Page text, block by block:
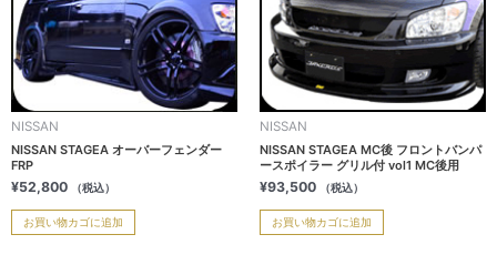
NISSAN
NISSAN STAGEA オーバーフェンダー
FRP
¥52,800 （税込）
お買い物カゴに追加
NISSAN
NISSAN STAGEA MC後 フロントバンパ
ースポイラー グリル付 vol1 MC後用
¥93,500 （税込）
お買い物カゴに追加